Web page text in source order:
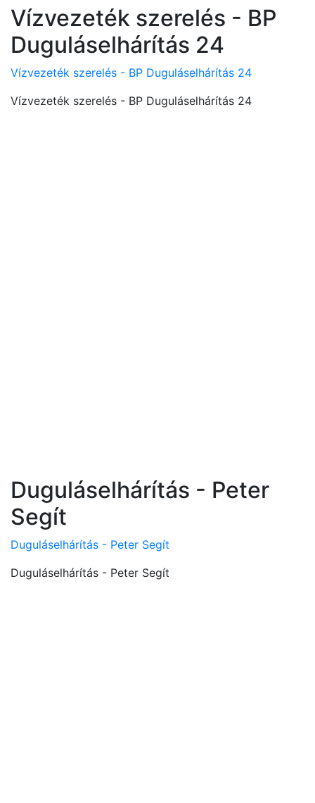
Vízvezeték szerelés - BP
Duguláselhárítás 24
Vízvezeték szerelés - BP Duguláselhárítás 24
Vízvezeték szerelés - BP Duguláselhárítás 24
Duguláselhárítás - Peter
Segít
Duguláselhárítás - Peter Segít
Duguláselhárítás - Peter Segít